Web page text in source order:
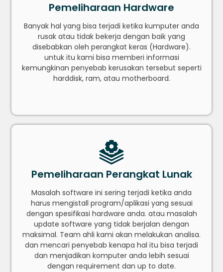
Pemeliharaan Hardware
Banyak hal yang bisa terjadi ketika kumputer anda
rusak atau tidak bekerja dengan baik yang
disebabkan oleh perangkat keras (Hardware).
untuk itu kami bisa memberi informasi
kemungkinan penyebab kerusakan tersebut seperti
harddisk, ram, atau motherboard.
Pemeliharaan Perangkat Lunak
Masalah software ini sering terjadi ketika anda
harus mengistall program/aplikasi yang sesuai
dengan spesifikasi hardware anda. atau masalah
update software yang tidak berjalan dengan
maksimal. Team ahli kami akan melakukan analisa.
dan mencari penyebab kenapa hal itu bisa terjadi
dan menjadikan komputer anda lebih sesuai
dengan requirement dan up to date.